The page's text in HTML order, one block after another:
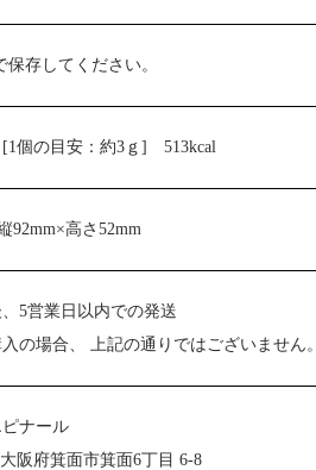
存してください。
[1個の目安：約3ｇ] 513kcal
92mm×高さ52mm
5営業日以内での発送
の場合、 上記の通りではございません。
ナール
阪府箕面市箕面6丁目 6-8